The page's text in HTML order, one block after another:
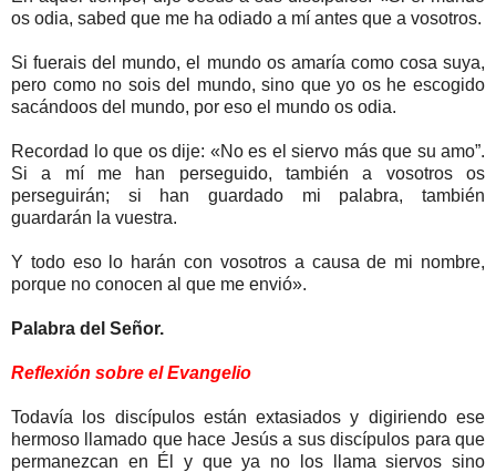
os odia, sabed que me ha odiado a mí antes que a vosotros.
Si fuerais del mundo, el mundo os amaría como cosa suya,
pero como no sois del mundo, sino que yo os he escogido
sacándoos del mundo, por eso el mundo os odia.
Recordad lo que os dije: «No es el siervo más que su amo”.
Si a mí me han perseguido, también a vosotros os
perseguirán; si han guardado mi palabra, también
guardarán la vuestra.
Y todo eso lo harán con vosotros a causa de mi nombre,
porque no conocen al que me envió».
Palabra del Señor.
Reflexión sobre el Evangelio
Todavía los discípulos están extasiados y digiriendo ese
hermoso llamado que hace Jesús a sus discípulos para que
permanezcan en Él y que ya no los llama siervos sino